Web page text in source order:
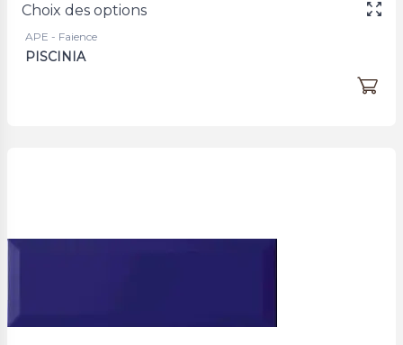
Choix des options
APE - Faience
PISCINIA